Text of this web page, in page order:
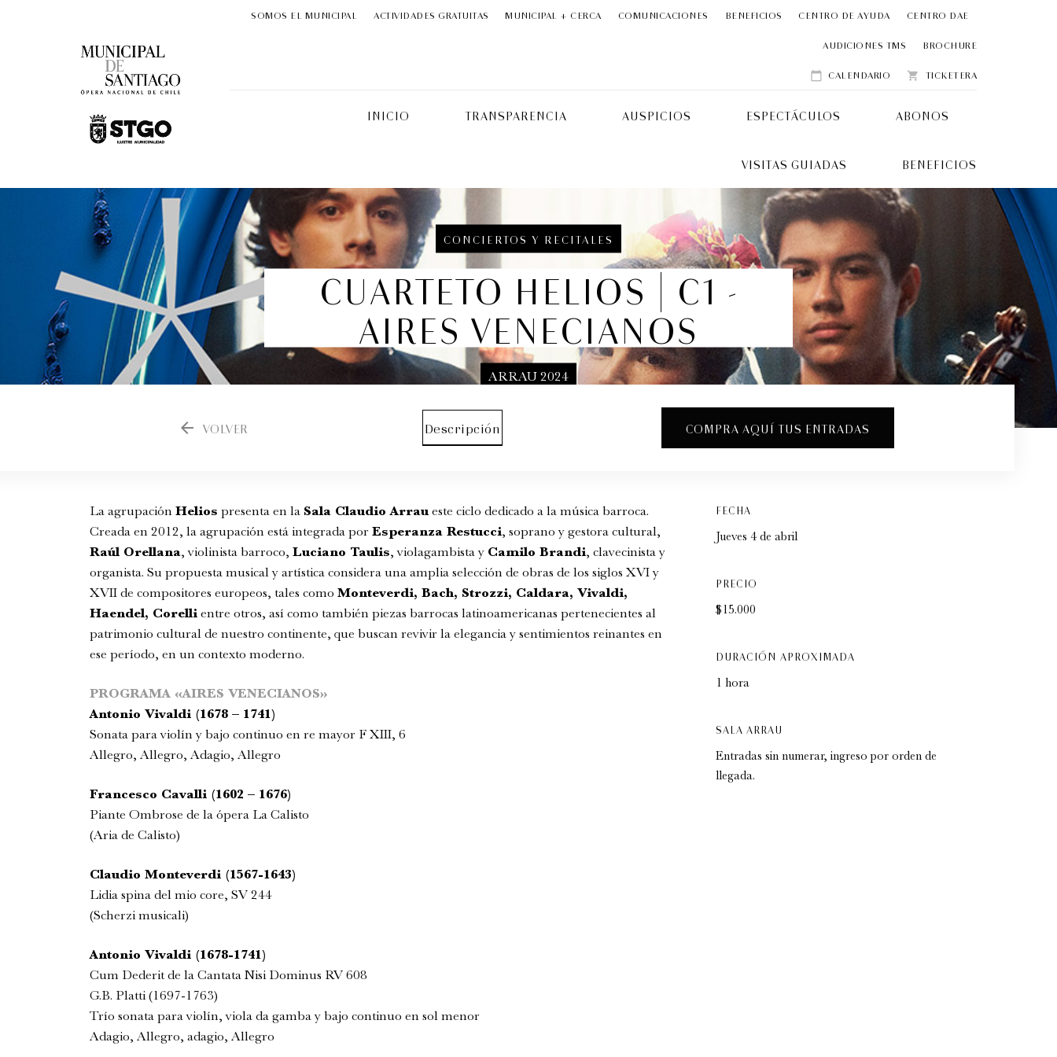
SOMOS EL MUNICIPAL ACTIVIDADES GRATUITAS MUNICIPAL + CERCA COMUNICACIONES BENEFICIOS CENTRO DE AYUDA CENTRO DAE
AUDICIONES TMS BROCHURE
calendar_today CALENDARIO shopping_cart TICKETERA
INICIO TRANSPARENCIA AUSPICIOS ESPECTÁCULOS ABONOS
VISITAS GUIADAS BENEFICIOS
CONCIERTOS Y RECITALES
CUARTETO HELIOS | C1 -
AIRES VENECIANOS
ARRAU 2024
arrow_back VOLVER Descripción COMPRA AQUÍ TUS ENTRADAS
La agrupación Helios presenta en la Sala Claudio Arrau este ciclo dedicado a la música barroca.
Creada en 2012, la agrupación está integrada por Esperanza Restucci, soprano y gestora cultural,
Raúl Orellana, violinista barroco, Luciano Taulis, violagambista y Camilo Brandi, clavecinista y
organista. Su propuesta musical y artística considera una amplia selección de obras de los siglos XVI y
XVII de compositores europeos, tales como Monteverdi, Bach, Strozzi, Caldara, Vivaldi,
Haendel, Corelli entre otros, así como también piezas barrocas latinoamericanas pertenecientes al
patrimonio cultural de nuestro continente, que buscan revivir la elegancia y sentimientos reinantes en
ese período, en un contexto moderno.
PROGRAMA «AIRES VENECIANOS»
Antonio Vivaldi (1678 – 1741)
Sonata para violín y bajo continuo en re mayor F XIII, 6
Allegro, Allegro, Adagio, Allegro
Francesco Cavalli (1602 – 1676)
Piante Ombrose de la ópera La Calisto
(Aria de Calisto)
Claudio Monteverdi (1567-1643)
Lidia spina del mio core, SV 244
(Scherzi musicali)
Antonio Vivaldi (1678-1741)
Cum Dederit de la Cantata Nisi Dominus RV 608
G.B. Platti (1697-1763)
Trío sonata para violín, viola da gamba y bajo continuo en sol menor
Adagio, Allegro, adagio, Allegro
FECHA
Jueves 4 de abril
PRECIO
$15.000
DURACIÓN APROXIMADA
1 hora
SALA ARRAU
Entradas sin numerar, ingreso por orden de
llegada.